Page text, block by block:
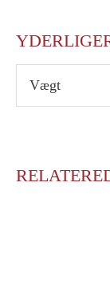
Vægt